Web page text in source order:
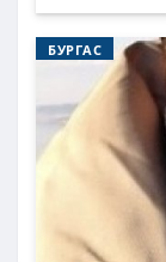
БУРГАС